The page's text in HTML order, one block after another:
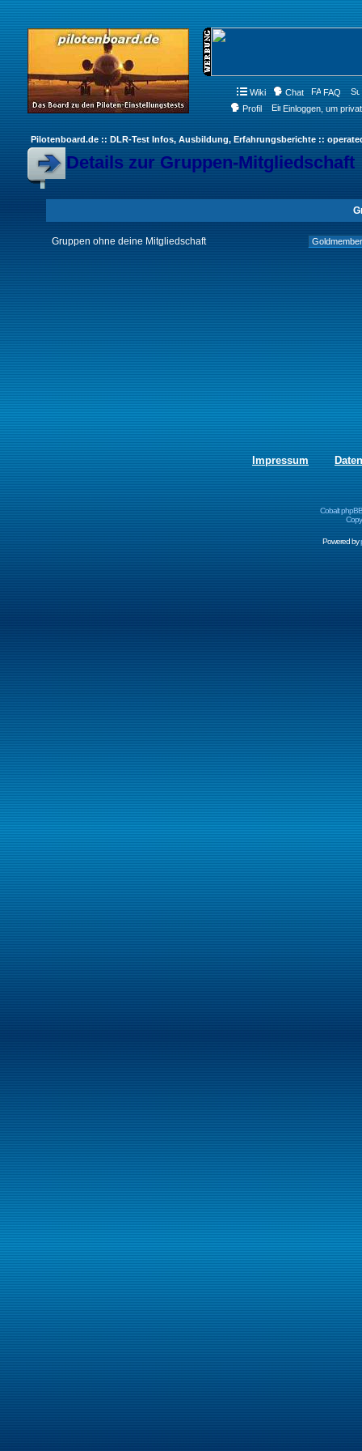
Wiki Chat FAQ
Profil
Einloggen, um
Pilotenboard.de :: DLR-Test Infos, Ausbildung, Erfahrungsberichte ::
Details zur Gruppen-Mitgliedschaft
Gruppen ohne deine Mitgliedschaft
Impressum
Cobalt
Powered by